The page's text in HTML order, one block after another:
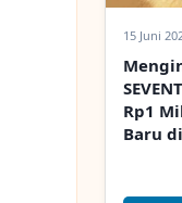
15 Juni
Rp1
Baru